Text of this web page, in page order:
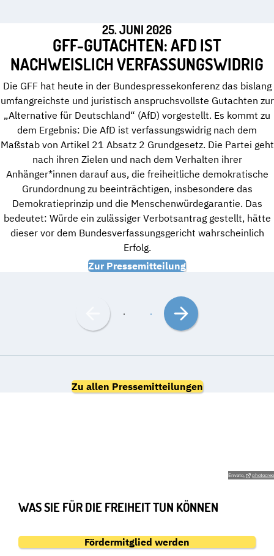
25. JUNI 2026
GFF-GUTACHTEN: AFD IST
NACHWEISLICH VERFASSUNGSWIDRIG
Die GFF hat heute in der Bundespressekonferenz das bislang
umfangreichste und juristisch anspruchsvollste Gutachten zur
„Alternative für Deutschland“ (AfD) vorgestellt. Es kommt zu
dem Ergebnis: Die AfD ist verfassungswidrig nach dem
Maßstab von Artikel 21 Absatz 2 Grundgesetz. Die Partei geht
nach ihren Zielen und nach dem Verhalten ihrer
Anhänger*innen darauf aus, die freiheitliche demokratische
Grundordnung zu beeinträchtigen, insbesondere das
Demokratieprinzip und die Menschenwürdegarantie. Das
bedeutet: Würde ein zulässiger Verbotsantrag gestellt, hätte
dieser vor dem Bundesverfassungsgericht wahrscheinlich
Erfolg.
Zur Pressemitteilung
Nach
links
Nach
rechts
Zu allen Pressemitteilungen
Envato, photocreo
WAS SIE FÜR DIE FREIHEIT TUN KÖNNEN
Fördermitglied werden